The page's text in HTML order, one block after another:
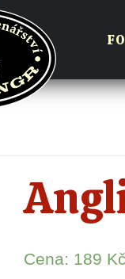
Cena: 189 Kč